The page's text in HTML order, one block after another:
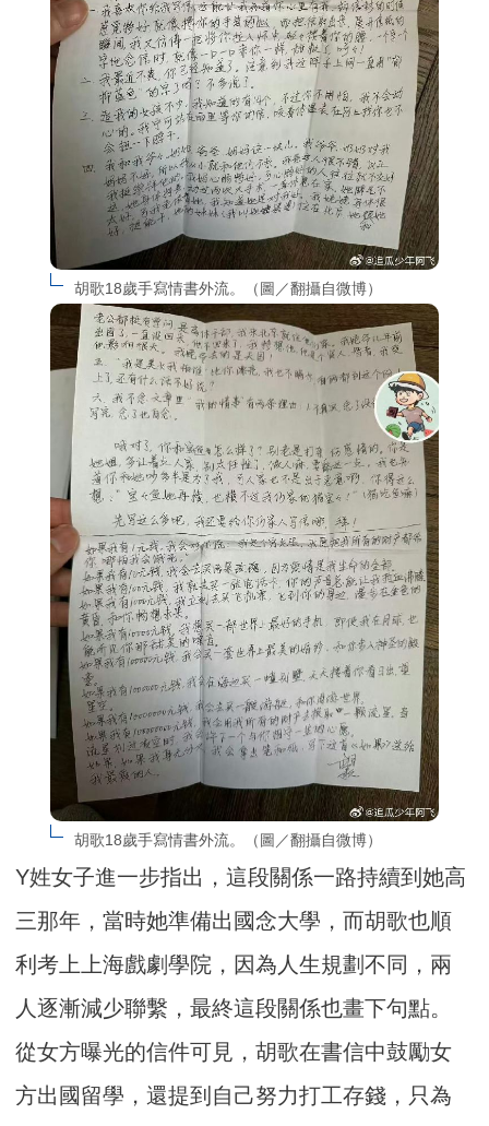
胡歌18歲手寫情書外流。（圖／翻攝自微博）
胡歌18歲手寫情書外流。（圖／翻攝自微博）
Y姓女子進一步指出，這段關係一路持續到她高
三那年，當時她準備出國念大學，而胡歌也順
利考上上海戲劇學院，因為人生規劃不同，兩
人逐漸減少聯繫，最終這段關係也畫下句點。
從女方曝光的信件可見，胡歌在書信中鼓勵女
方出國留學，還提到自己努力打工存錢，只為